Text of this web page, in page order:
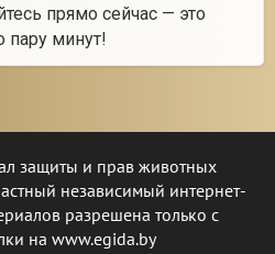
прямо сейчас — это
пару минут!
защиты и прав животных
независимый интернет-
разрешена только с
на www.egida.by